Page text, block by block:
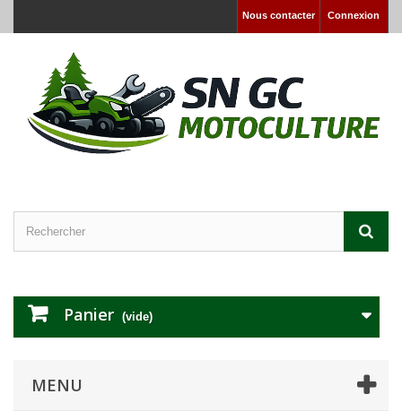
Connexion
Nous contacter
Panier (vide)
MENU